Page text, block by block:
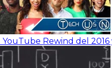
YouTube Rewind del